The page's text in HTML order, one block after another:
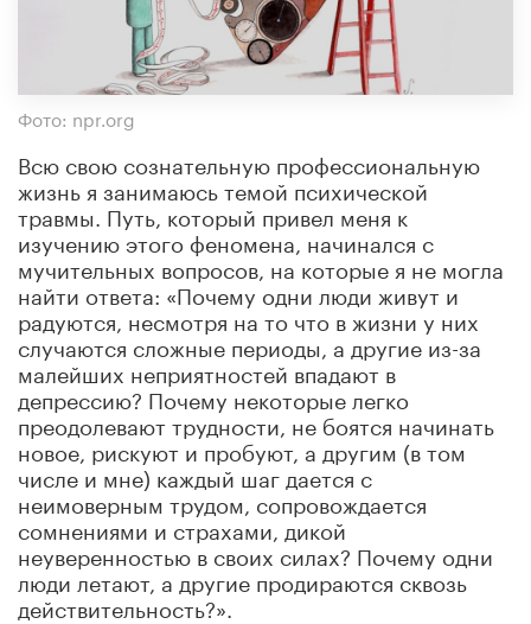
Фото: npr.org
Всю свою сознательную профессиональную
жизнь я занимаюсь темой психической
травмы. Путь, который привел меня к
изучению этого феномена, начинался с
мучительных вопросов, на которые я не могла
найти ответа: «Почему одни люди живут и
радуются, несмотря на то что в жизни у них
случаются сложные периоды, а другие из-за
малейших неприятностей впадают в
депрессию? Почему некоторые легко
преодолевают трудности, не боятся начинать
новое, рискуют и пробуют, а другим (в том
числе и мне) каждый шаг дается с
неимоверным трудом, сопровождается
сомнениями и страхами, дикой
неуверенностью в своих силах? Почему одни
люди летают, а другие продираются сквозь
действительность?».